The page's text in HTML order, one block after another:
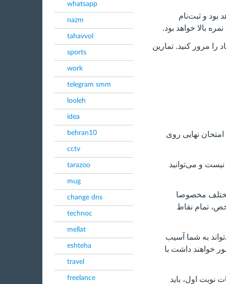
whatsapp
nazm
tahavvol
sports
work
telegram smm
looleh
idea
behran10
cctv
tarazoo
mug
change dns
technoc
mellat
eshteha
travel
freelance
بود و ثبت‌نام
بالا خواهد بود.
را مرور کنید. تمارین
نهایی روی
و می‌توانید
مختلف مخصوصا
تمام نقاط
به شما آسیب
خواهند داشت با
اول، باید